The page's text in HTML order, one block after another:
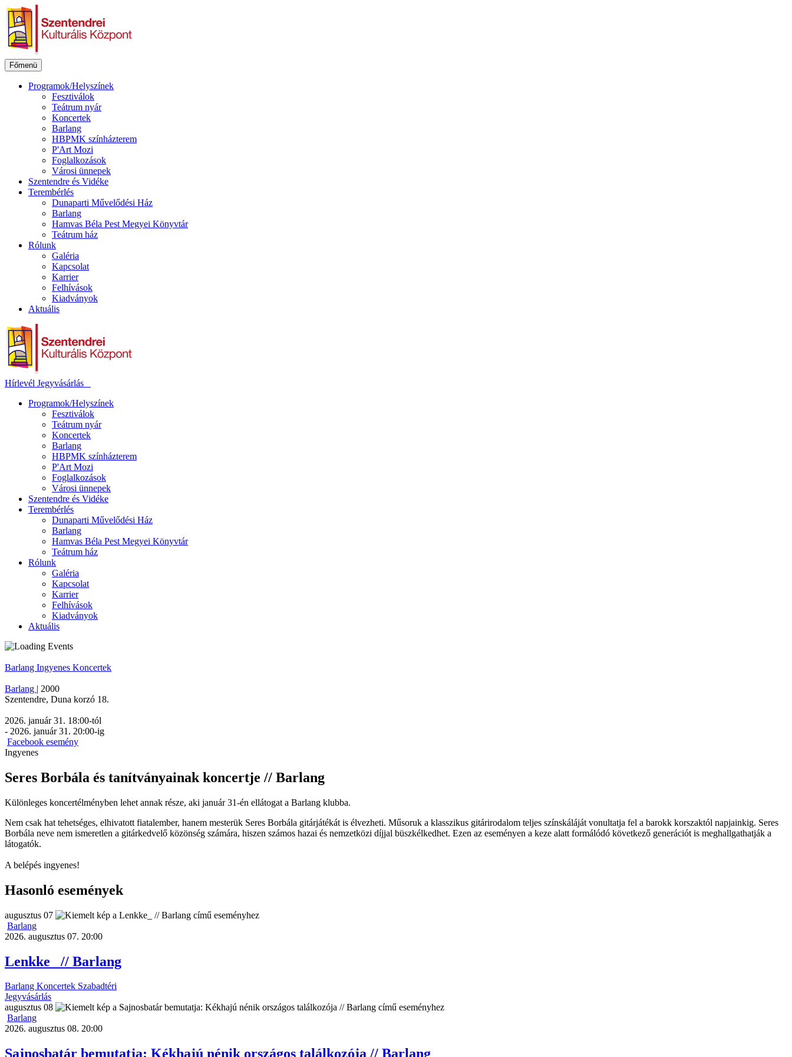
Ugrás
a
tartalomhoz
Főmenü
Programok/Helyszínek
Fesztiválok
Teátrum nyár
Koncertek
Barlang
HBPMK színházterem
P'Art Mozi
Foglalkozások
Városi ünnepek
Szentendre és Vidéke
Terembérlés
Dunaparti Művelődési Ház
Barlang
Hamvas Béla Pest Megyei Könyvtár
Teátrum ház
Rólunk
Galéria
Kapcsolat
Karrier
Felhívások
Kiadványok
Aktuális
Hírlevél Jegyvásárlás
Programok/Helyszínek
Fesztiválok
Teátrum nyár
Koncertek
Barlang
HBPMK színházterem
P'Art Mozi
Foglalkozások
Városi ünnepek
Szentendre és Vidéke
Terembérlés
Dunaparti Művelődési Ház
Barlang
Hamvas Béla Pest Megyei Könyvtár
Teátrum ház
Rólunk
Galéria
Kapcsolat
Karrier
Felhívások
Kiadványok
Aktuális
Barlang Ingyenes Koncertek
Barlang | 2000
Szentendre, Duna korzó 18.
2026. január 31. 18:00-tól
- 2026. január 31. 20:00-ig
Facebook esemény
Ingyenes
Seres Borbála és tanítványainak koncertje // Barlang
Különleges koncertélményben lehet annak része, aki január 31-én ellátogat a Barlang klubba.
Nem csak hat tehetséges, elhivatott fiatalember, hanem mesterük Seres Borbála gitárjátékát is élvezheti. Műsoruk a klasszikus gitárirodalom teljes színskáláját vonultatja fel a barokk korszaktól napjainkig. Seres
Borbála neve nem ismeretlen a gitárkedvelő közönség számára, hiszen számos hazai és nemzetközi díjjal büszkélkedhet. Ezen az eseményen a keze alatt formálódó következő generációt is meghallgathatják a
látogatók.
A belépés ingyenes!
Hasonló események
augusztus 07
Barlang
2026. augusztus 07. 20:00
Lenkke_ // Barlang
Barlang Koncertek Szabadtéri
Jegyvásárlás
augusztus 08
Barlang
2026. augusztus 08. 20:00
Sajnosbatár bemutatja: Kékhajú nénik országos találkozója // Barlang